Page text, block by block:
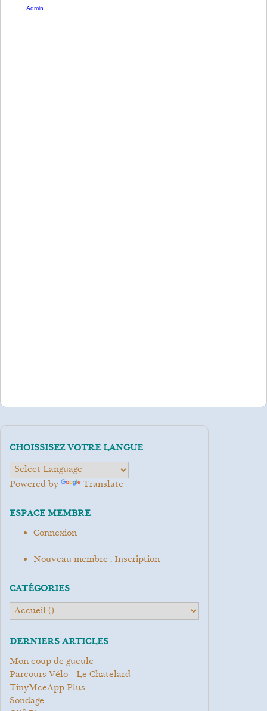
CHOISSISEZ VOTRE LANGUE
Powered by Translate
ESPACE MEMBRE
Connexion
Nouveau membre : Inscription
CATÉGORIES
DERNIERS ARTICLES
Mon coup de gueule
Parcours Vélo - Le Chatelard
TinyMceApp Plus
Sondage